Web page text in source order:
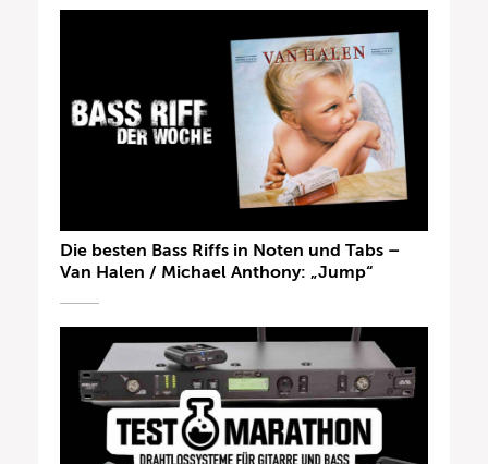
Die besten Bass Riffs in Noten und Tabs –
Van Halen / Michael Anthony: „Jump“